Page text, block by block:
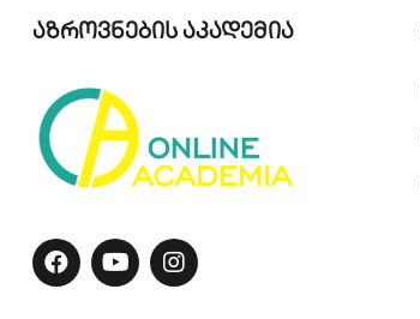
აზროვნების აკადემია